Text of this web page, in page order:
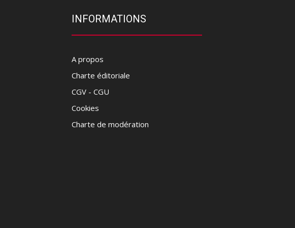
INFORMATIONS
A propos
Charte éditoriale
CGV - CGU
Cookies
Charte de modération